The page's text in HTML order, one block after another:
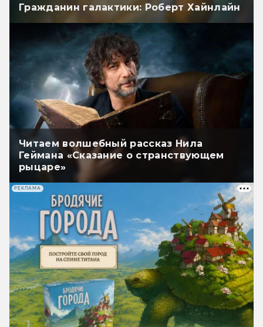
Гражданин галактики: Роберт Хайнлайн
Читаем волшебный рассказ Нила
Геймана «Сказание о странствующем
рыцаре»
РЕКЛАМА